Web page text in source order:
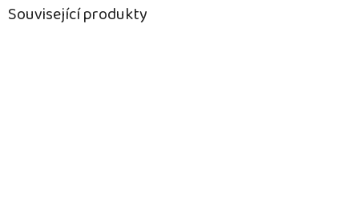
Související produkty